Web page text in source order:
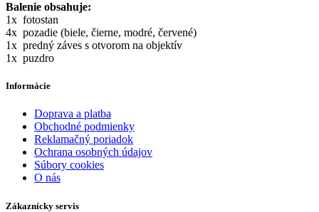
Balenie obsahuje:
1x fotostan
4x pozadie (biele, čierne, modré, červené)
1x predný záves s otvorom na objektív
1x puzdro
Informácie
Doprava a platba
Obchodné podmienky
Reklamačný poriadok
Ochrana osobných údajov
Súbory cookies
O nás
Zákaznícky servis